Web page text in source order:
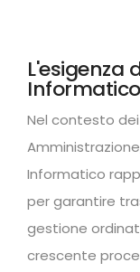
L'esigenza
Nel contesto
Informatico
per garantire
gestione
crescente